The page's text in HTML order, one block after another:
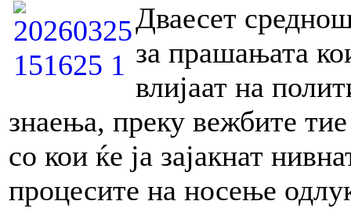
Дваесет
за прашањата
влијаат на
знаења, преку вежбите
со кои ќе ја зајакнат
процесите на носење